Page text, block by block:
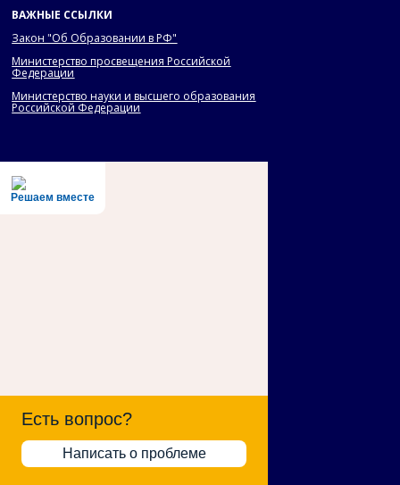
ВАЖНЫЕ ССЫЛКИ
Закон "Об Образовании в РФ"
Министерство просвещения Российской
Федерации
Министерство науки и высшего образования
Российской Федерации
Решаем вместе
Есть вопрос?
Написать о проблеме